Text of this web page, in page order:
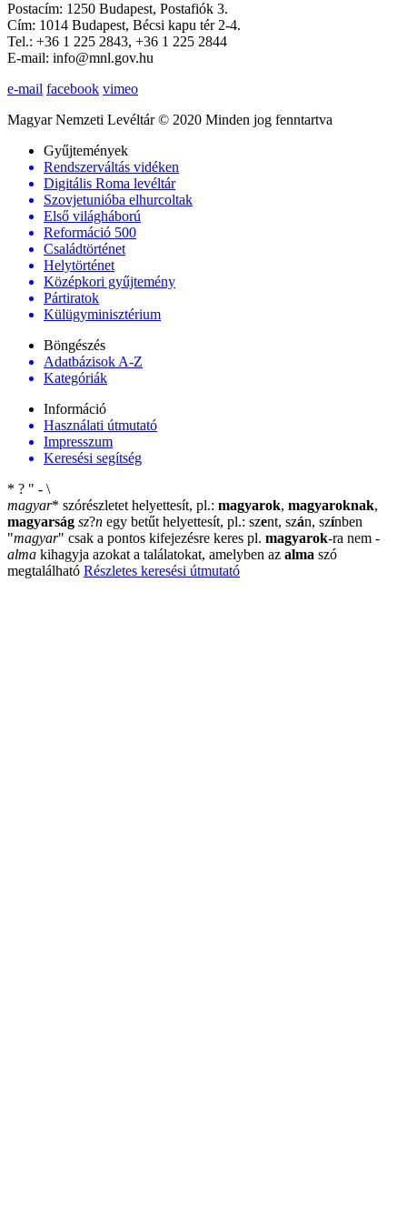
Postacím: 1250 Budapest, Postafiók 3.
Cím: 1014 Budapest, Bécsi kapu tér 2-4.
Tel.: +36 1 225 2843, +36 1 225 2844
E-mail: info@mnl.gov.hu
e-mail facebook vimeo
Magyar Nemzeti Levéltár © 2020 Minden jog fenntartva
Gyűjtemények
Rendszerváltás vidéken
Digitális Roma levéltár
Szovjetunióba elhurcoltak
Első világháború
Reformáció 500
Családtörténet
Helytörténet
Középkori gyűjtemény
Pártiratok
Külügyminisztérium
Böngészés
Adatbázisok A-Z
Kategóriák
Információ
Használati útmutató
Impresszum
Keresési segítség
* ? " - \
magyar* szórészletet helyettesít, pl.: magyarok, magyaroknak,
magyarság sz?n egy betűt helyettesít, pl.: szent, szán, színben
"magyar" csak a pontos kifejezésre keres pl. magyarok-ra nem -
alma kihagyja azokat a találatokat, amelyben az alma szó
megtalálható Részletes keresési útmutató